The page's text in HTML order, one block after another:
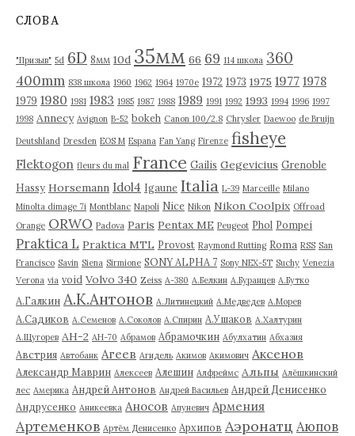
в
СЛОВА
"Призыв" 5d 6D 8мм 10d 35мм 66 69 114 школа 360
400mm 838 школа 1960 1962 1964 1970е 1972 1973 1975 1977 1978
1979 1980 1981 1983 1985 1987 1988 1989 1991 1992 1993 1994 1996 1997
1998 Annecy Avignon B-52 bokeh Canon 100/2.8 Chrysler Daewoo de Bruijn
Deutshland Dresden EOS M Espana Fan Yang Firenze fisheye
Flektogon fleurs du mal France Gailis Gegevicius Grenoble
Hassy Horsemann Idol4 Igaune Italia L-39 Marceille Milano
Minolta dimage 7i Montblanc Napoli Nice Nikon Nikon Coolpix Offroad
Orange ORWO Padova Paris Pentax ME Peugeot Phol Pompei
Praktica L Praktica MTL Provost Raymond Rutting Roma RSS San
Francisco Savin Siena Sirmione SONY ALPHA 7 Sony NEX-5T Suchy Venezia
Verona via void Volvo 340 Zeiss А-380 А.Белкин А.Буранцев А.Бутко
А.Галкин А.К.Антонов А.Литинецкий А.Медведев А.Морев
А.Садиков А.Семенов А.Соколов А.Спирин А.Ушаков А.Халтурин
А.Щугорев АН-2 АН-70 Абрамов Абрамочкин Абулхатин Абхазия
Австрия Автобанк Агеев Агидель Акимов Акимович Аксенов
Александр Маврин Алексеев Алешин Алфреймс Альпы Алёшкинский
лес Америка Андрей Антонов Андрей Васильев Андрей Денисенко
Андрусенко Аникеевка Аносов Апуневич Армения
Артеменков Артём Денисенко Архипов Аэронатц Аюпов